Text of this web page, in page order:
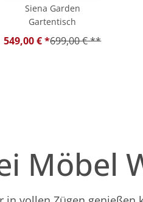
Siena Garden
Gartentisch
549,00 € *699,00 € **
Möbel